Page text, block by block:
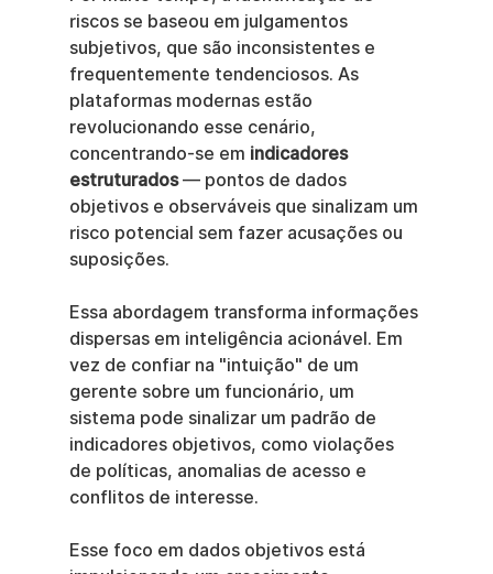
riscos se baseou em julgamentos
subjetivos, que são inconsistentes e
frequentemente tendenciosos. As
plataformas modernas estão
revolucionando esse cenário,
concentrando-se em indicadores
estruturados — pontos de dados
objetivos e observáveis que sinalizam um
risco potencial sem fazer acusações ou
suposições.
Essa abordagem transforma informações
dispersas em inteligência acionável. Em
vez de confiar na "intuição" de um
gerente sobre um funcionário, um
sistema pode sinalizar um padrão de
indicadores objetivos, como violações
de políticas, anomalias de acesso e
conflitos de interesse.
Esse foco em dados objetivos está